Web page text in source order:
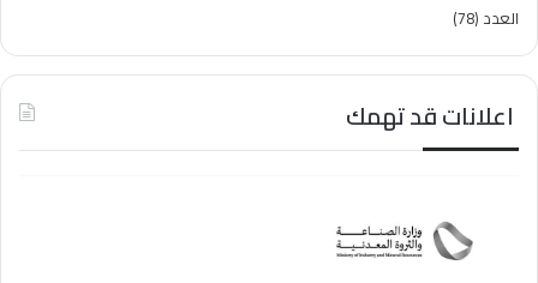
العدد (78)
اعلانات قد تهمك